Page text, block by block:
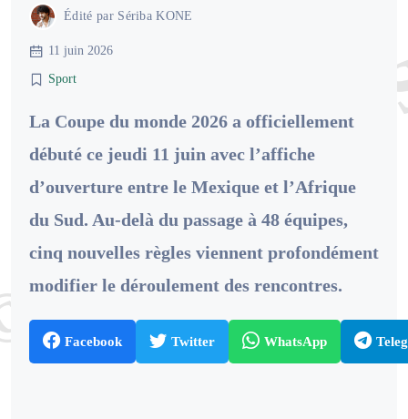
Édité par Sériba KONE
11 juin 2026
Sport
La Coupe du monde 2026 a officiellement
débuté ce jeudi 11 juin avec l’affiche
d’ouverture entre le Mexique et l’Afrique
du Sud. Au-delà du passage à 48 équipes,
cinq nouvelles règles viennent profondément
modifier le déroulement des rencontres.
Facebook Twitter WhatsApp